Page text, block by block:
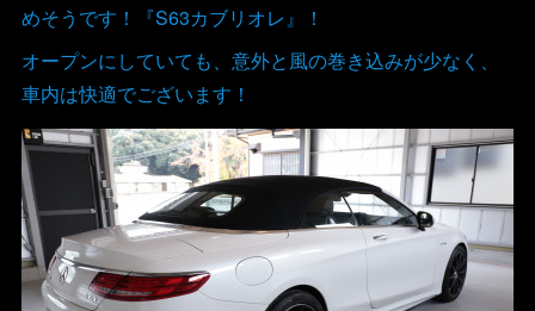
めそうです！『S63カブリオレ』！
オープンにしていても、意外と風の巻き込みが少なく、
車内は快適でございます！